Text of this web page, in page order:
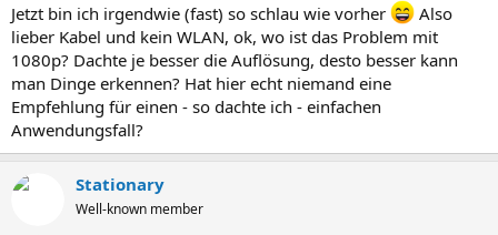
Jetzt bin ich irgendwie (fast) so schlau wie vorher
Also
lieber Kabel und kein WLAN, ok, wo ist das Problem mit
1080p? Dachte je besser die Auflösung, desto besser kann
man Dinge erkennen? Hat hier echt niemand eine
Empfehlung für einen - so dachte ich - einfachen
Anwendungsfall?
Stationary
Well-known member